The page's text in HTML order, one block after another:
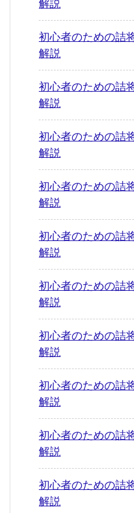
解説
初心者のための
解説
初心者のための
解説
初心者のための
解説
初心者のための詰
解説
初心者のための
解説
初心者のための
解説
初心者のための
解説
初心者のための
解説
初心者のための
解説
初心者のための
解説